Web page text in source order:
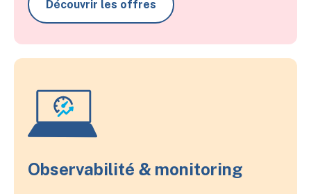
Découvrir les offres
Observabilité & monitoring